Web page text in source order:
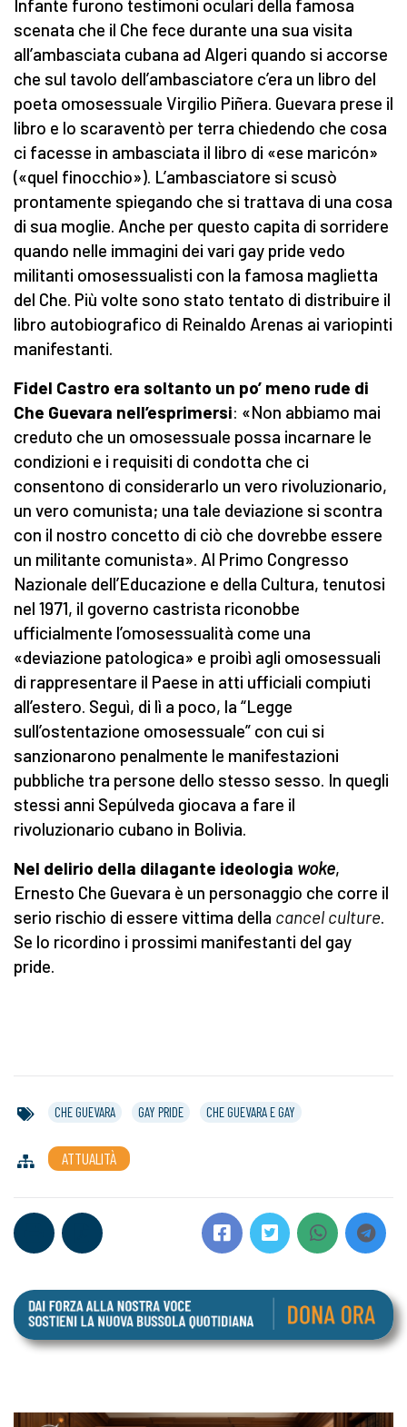
Infante furono testimoni oculari della famosa
scenata che il Che fece durante una sua visita
all’ambasciata cubana ad Algeri quando si accorse
che sul tavolo dell’ambasciatore c’era un libro del
poeta omosessuale Virgilio Piñera. Guevara prese il
libro e lo scaraventò per terra chiedendo che cosa
ci facesse in ambasciata il libro di «ese maricón»
(«quel finocchio»). L’ambasciatore si scusò
prontamente spiegando che si trattava di una cosa
di sua moglie. Anche per questo capita di sorridere
quando nelle immagini dei vari gay pride vedo
militanti omosessualisti con la famosa maglietta
del Che. Più volte sono stato tentato di distribuire il
libro autobiografico di Reinaldo Arenas ai variopinti
manifestanti.
Fidel Castro era soltanto un po’ meno rude di
Che Guevara nell’esprimersi: «Non abbiamo mai
creduto che un omosessuale possa incarnare le
condizioni e i requisiti di condotta che ci
consentono di considerarlo un vero rivoluzionario,
un vero comunista; una tale deviazione si scontra
con il nostro concetto di ciò che dovrebbe essere
un militante comunista». Al Primo Congresso
Nazionale dell’Educazione e della Cultura, tenutosi
nel 1971, il governo castrista riconobbe
ufficialmente l’omosessualità come una
«deviazione patologica» e proibì agli omosessuali
di rappresentare il Paese in atti ufficiali compiuti
all’estero. Seguì, di lì a poco, la “Legge
sull’ostentazione omosessuale” con cui si
sanzionarono penalmente le manifestazioni
pubbliche tra persone dello stesso sesso. In quegli
stessi anni Sepúlveda giocava a fare il
rivoluzionario cubano in Bolivia.
Nel delirio della dilagante ideologia woke,
Ernesto Che Guevara è un personaggio che corre il
serio rischio di essere vittima della cancel culture.
Se lo ricordino i prossimi manifestanti del gay
pride.
CHE GUEVARA GAY PRIDE CHE GUEVARA E GAY
ATTUALITÀ